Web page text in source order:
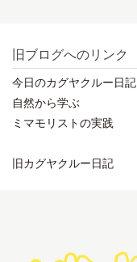
旧ブログへのリンク
今日のカグヤクルー日記
自然から学ぶ
ミマモリストの実践
旧カグヤクルー日記